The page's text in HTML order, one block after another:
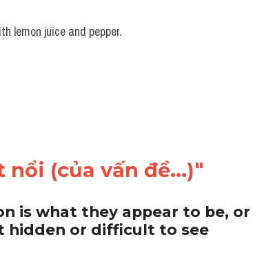
lemon juice and pepper.
(của vấn đề...)"
is what they appear to be, or
hidden or difficult to see